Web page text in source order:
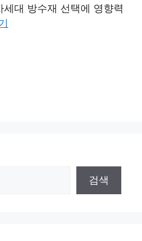
대 방수재 선택에 영향력
검색